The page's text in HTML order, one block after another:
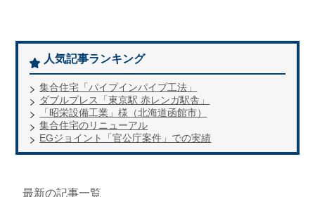
人気記事ランキング
集合住宅「パイプインパイプ工法」
ダブルプレス「東京駅 赤レンガ駅舎」
「昭栄設備工業」様（北海道函館市）
集合住宅のリニューアル
EGジョイント「官公庁案件」での実績
最新の記事一覧